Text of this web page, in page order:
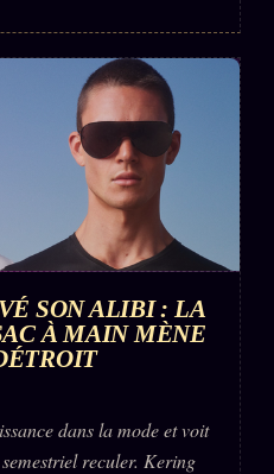
SON ALIBI : LA
À MAIN MÈNE
dans la mode et voit
reculer. Kering